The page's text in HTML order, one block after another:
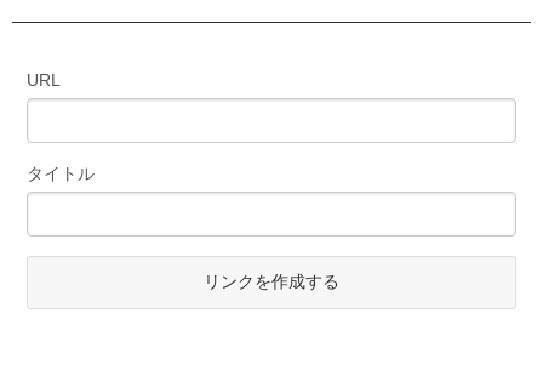
URL
タイトル
リンクを作成する